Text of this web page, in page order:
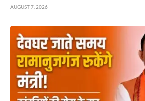
AUGUST 7, 2026